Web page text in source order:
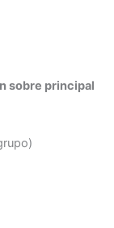
sobre principal